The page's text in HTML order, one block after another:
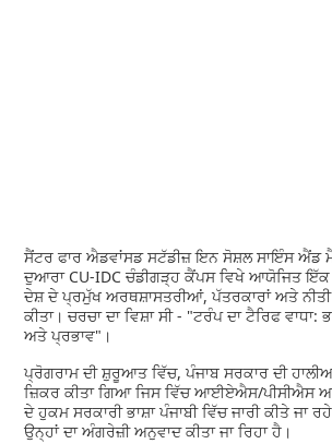
ਸੈਂਟਰ ਫਾਰ ਐਡਵਾਂਸਡ ਸਟੱਡੀਜ਼ ਇਨ ਸੋਸ਼ਲ ਸਾਇੰਸ ਐਂਡ
ਦੁਆਰਾ CU-IDC ਚੰਡੀਗੜ੍ਹ ਕੈਂਪਸ ਵਿਖੇ ਆਯੋਜਿਤ
ਦੇਸ਼ ਦੇ ਪ੍ਰਮੁੱਖ ਅਰਥਸ਼ਾਸਤਰੀਆਂ, ਪੱਤਰਕਾਰਾਂ ਅਤੇ ਨੀਤੀ
ਕੀਤਾ। ਚਰਚਾ ਦਾ ਵਿਸ਼ਾ ਸੀ - "ਟਰੰਪ ਦਾ ਟੈਰਿਫ
ਅਤੇ ਪ੍ਰਭਾਵ"।
ਪ੍ਰੋਗਰਾਮ ਦੀ ਸ਼ੁਰੂਆਤ ਵਿੱਚ, ਪੰਜਾਬ ਸਰਕਾਰ ਦੀ
ਜ਼ਿਕਰ ਕੀਤਾ ਗਿਆ ਜਿਸ ਵਿੱਚ ਆਈਏਐਸ/ਪੀਸੀਐਸ
ਦੇ ਹੁਕਮ ਸਰਕਾਰੀ ਭਾਸ਼ਾ ਪੰਜਾਬੀ ਵਿੱਚ ਜਾਰੀ ਕੀਤੇ
ਉਨ੍ਹਾਂ ਦਾ ਅੰਗਰੇਜ਼ੀ ਅਨੁਵਾਦ ਕੀਤਾ ਜਾ ਰਿਹਾ ਹੈ।